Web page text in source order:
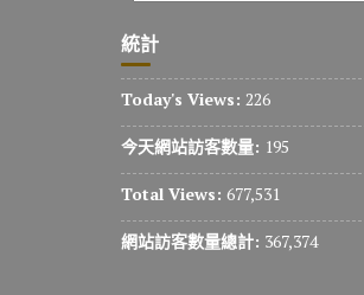
統計
Today's Views: 226
今天網站訪客數量: 195
Total Views: 677,531
網站訪客數量總計: 367,374